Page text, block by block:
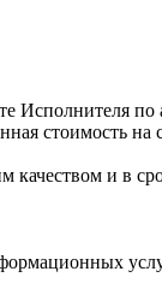
Исполнителя по
стоимость
и в